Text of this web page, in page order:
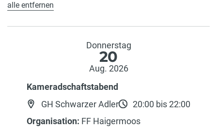
alle entfernen
Donnerstag
20
Aug. 2026
Kameradschaftstabend
GH Schwarzer Adler
20:00 bis 22:00
Organisation: FF Haigermoos